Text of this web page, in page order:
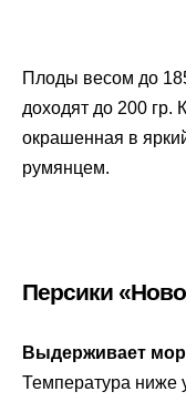
Плоды весом до
доходят до 200 гр.
окрашенная в
румянцем.
Персики
Выдерживает
Температура ниже